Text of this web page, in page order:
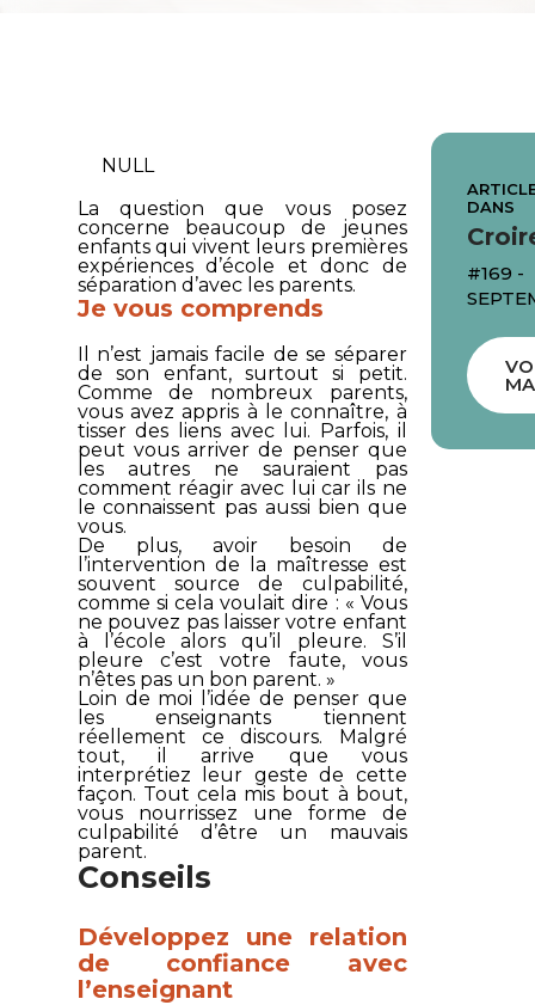
NULL
La question que vous posez
concerne beaucoup de jeunes
enfants qui vivent leurs premières
expériences d’école et donc de
séparation d’avec les parents.
Je vous comprends
Il n’est jamais facile de se séparer
de son enfant, surtout si petit.
Comme de nombreux parents,
vous avez appris à le connaître, à
tisser des liens avec lui. Parfois, il
peut vous arriver de penser que
les autres ne sauraient pas
comment réagir avec lui car ils ne
le connaissent pas aussi bien que
vous.
De plus, avoir besoin de
l’intervention de la maîtresse est
souvent source de culpabilité,
comme si cela voulait dire : « Vous
ne pouvez pas laisser votre enfant
à l’école alors qu’il pleure. S’il
pleure c’est votre faute, vous
n’êtes pas un bon parent. »
Loin de moi l’idée de penser que
les enseignants tiennent
réellement ce discours. Malgré
tout, il arrive que vous
interprétiez leur geste de cette
façon. Tout cela mis bout à bout,
vous nourrissez une forme de
culpabilité d’être un mauvais
parent.
Conseils
Développez une relation
de confiance avec
l’enseignant
DANS
#169 -